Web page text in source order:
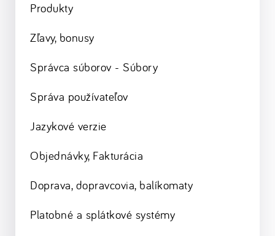
Produkty
Zľavy, bonusy
Správca súborov - Súbory
Správa používateľov
Jazykové verzie
Objednávky, Fakturácia
Doprava, dopravcovia, balíkomaty
Platobné a splátkové systémy